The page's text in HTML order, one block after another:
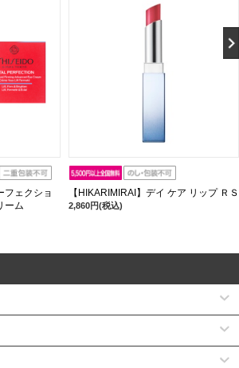
フェクショ
ーム
【HIKARIMIRAI】デイ ケア リップ ＲＳ
2,860円(税込)